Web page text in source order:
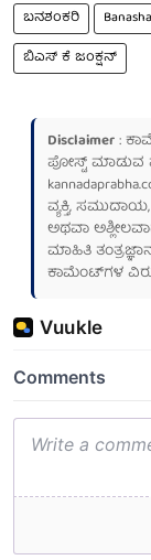
ಬನಶಂಕರಿ
ಬಿಎಸ್ ಕೆ ಜಂಕ್ಷನ್
Disclaimer:
ಪೋಸ್ಟ್ ಮಾಡುವ
ವ್ಯಕ್ತಿ,
ಅಥವಾ
ಮಾಹಿತಿ
ಕಾಮೆಂಟ್‌ಗಳ